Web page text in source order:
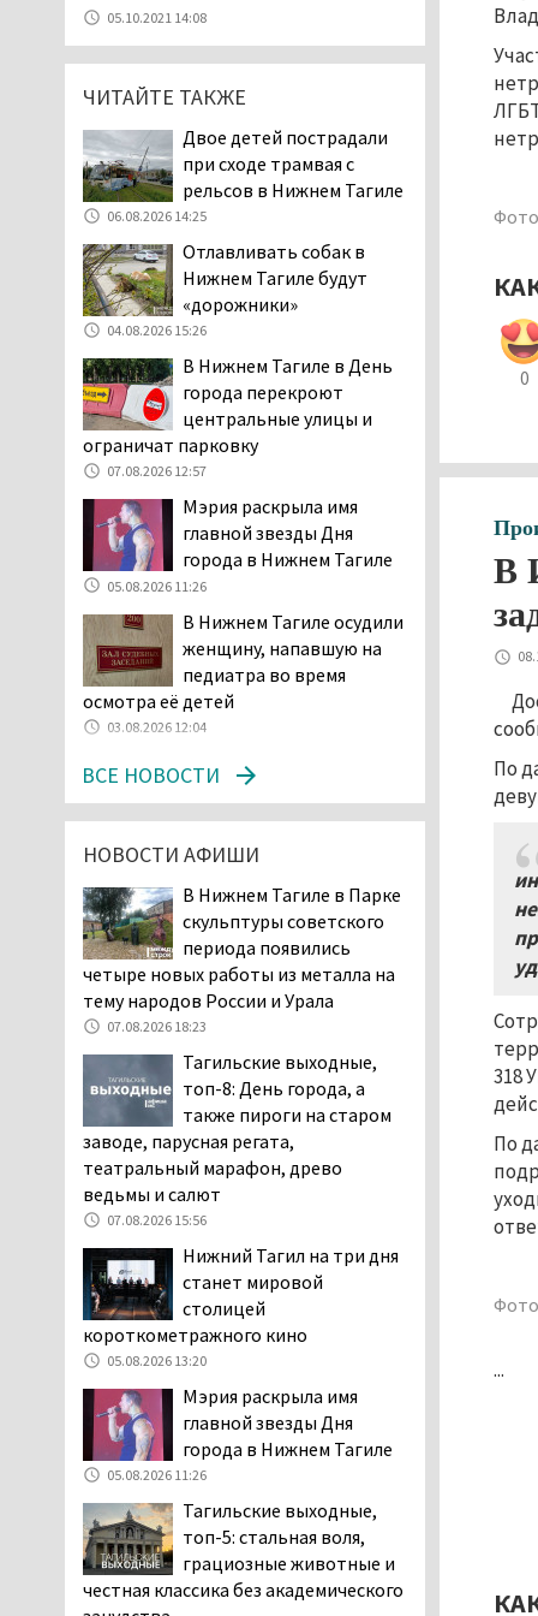
0
В
По
318
По
...
Екатеринбург подвергся
атаке БПЛА, восемь из
них были сбиты, три
центра
07.08.2026 11:28
Тагильские спасатели
в лесу мужчине найти
дорогу домой
06.08.2026 16:28
Дзержинского района
Нижнего Тагила
возбудила административное дело в
отношении «Водоканала-НТ» из-за
отсутствия холодной воды
06.08.2026 15:42
Двое детей пострадали
при сходе трамвая с
рельсов в Нижнем Тагиле
06.08.2026 14:25
Правительство РФ
разрешило производство
и продажу бензина класса
«Евро-2», в котором содержание
серы в 10 раз выше, чем в топливе
«Евро-5». Это опасно для здоровья и
повышает износ автомобиля
больнице № 3 Нижнего
Тагила опровергли
обвинения родителей, которые
заявили, что их дочь в палате
покусала бельевая вошь
06.08.2026 13:02
В Нижнем Тагиле на три
дня запретят
электросамокаты
06.08.2026 11:41
«Я уверен, это бельевая
вошь». Родители 10-
пожаловались на кровососущих
паразитов, которые искусали их
ребёнка в детской больнице
Нижнего Тагила
05.08.2026 17:59
Директора уральского
предприятия по
производству дронов
«Упырь» подорвали в автомобиле
под Екатеринбургом
05.08.2026 17:05
Эксперты назвали
причины массового мора
05.10.2021 14:08
ЧИТАЙТЕ ТАКЖЕ
Двое детей пострадали
при сходе трамвая с
рельсов в Нижнем Тагиле
06.08.2026 14:25
Отлавливать собак в
Нижнем Тагиле будут
«дорожники»
04.08.2026 15:26
В Нижнем Тагиле в День
города перекроют
центральные улицы и
ограничат парковку
07.08.2026 12:57
Мэрия раскрыла имя
главной звезды Дня
города в Нижнем Тагиле
05.08.2026 11:26
В Нижнем Тагиле осудили
женщину, напавшую на
педиатра во время
осмотра её детей
03.08.2026 12:04
ВСЕ НОВОСТИ
НОВОСТИ АФИШИ
В Нижнем Тагиле в Парке
скульптуры советского
периода появились
четыре новых работы из металла на
тему народов России и Урала
07.08.2026 18:23
Тагильские выходные,
топ-8: День города, а
также пироги на старом
заводе, парусная регата,
театральный марафон, древо
ведьмы и салют
07.08.2026 15:56
Нижний Тагил на три дня
станет мировой
столицей
короткометражного кино
05.08.2026 13:20
Мэрия раскрыла имя
главной звезды Дня
города в Нижнем Тагиле
05.08.2026 11:26
Тагильские выходные,
топ-5: стальная воля,
грациозные животные и
честная классика без академического